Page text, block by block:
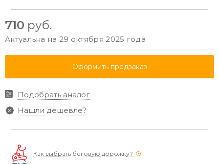
710 руб.
Актуальна на 29 октября 2025 года
Оформить предзаказ
Подобрать аналог
Нашли дешевле?
Как выбрать беговую дорожку?